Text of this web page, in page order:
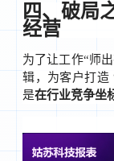
四、破局
经营
为了让工作“师
辑，为客户打造
是在行业竞争坐